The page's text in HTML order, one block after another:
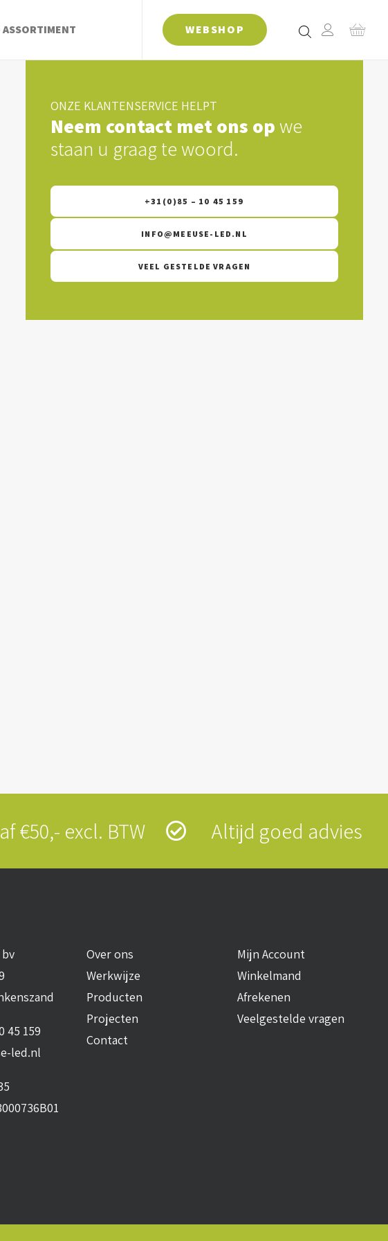
WEBSHOP
ONZE KLANTENSERVICE HELPT
Neem contact met ons opwe
staan u graag te woord.
+31(0)85 – 10 45 159
INFO@MEEUSE-LED.NL
VEEL GESTELDE VRAGEN
€50,- excl. BTW Altijd goed advies
bv
45 159
led.nl
Over ons
Werkwijze
Producten
Projecten
Contact
Mijn Account
Winkelmand
Afrekenen
Veelgestelde vragen